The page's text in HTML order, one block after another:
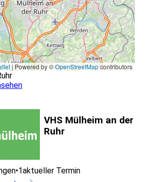
|Powered by ©OpenStreetMapcontributors
VHS Mülheim an der
Ruhr
•1aktueller Termin